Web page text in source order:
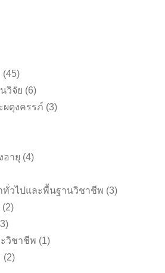
(45)
วิจัย (6)
ผดุงครรภ์ (3)
อายุ (4)
ทั่วไปและพื้นฐานวิชาชีพ (3)
(2)
วิชาชีพ (1)
(2)